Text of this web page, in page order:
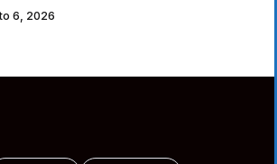
6, 2026